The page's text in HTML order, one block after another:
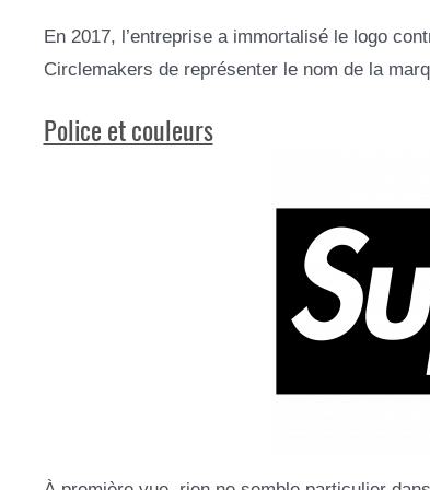
En 2017, l’entreprise a immortalisé le logo
Circlemakers de représenter le nom de la
Police et couleurs